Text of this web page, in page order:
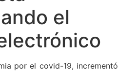
el
por el covid-19, incrementó